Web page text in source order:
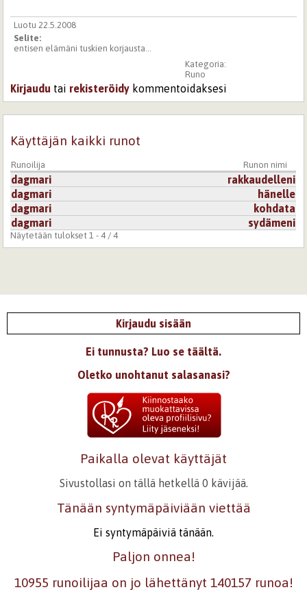
Luotu 22.5.2008
Selite:
entisen elämäni tuskien korjausta...
Kategoria:
Runo
Kirjaudu tai rekisteröidy kommentoidaksesi
Käyttäjän kaikki runot
Runoilija Runon nimi
dagmari
rakkaudelleni
dagmari
hänelle
dagmari
kohdata
dagmari
sydämeni
Näytetään tulokset 1 - 4 / 4
Kirjaudu sisään
Ei tunnusta? Luo se täältä.
Oletko unohtanut salasanasi?
Paikalla olevat käyttäjät
Sivustollasi on tällä hetkellä 0 kävijää.
Tänään syntymäpäiviään viettää
Ei syntymäpäiviä tänään.
Paljon onnea!
10955 runoilijaa on jo lähettänyt 140157 runoa!